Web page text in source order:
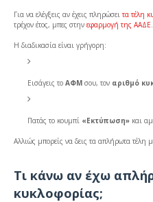
Για να ελέγξεις αν έχεις πληρώσειτα τέλη
τρέχον έτος, μπες στην εφαρμογή της ΑΑΔΕ.
Η διαδικασία είναι γρήγορη:
Εισάγεις το ΑΦΜ σου, τον αριθμό
Πατάς το κουμπί «Εκτύπωση» και
Αλλιώς μπορείς να δεις τα απλήρωτα τέλη
Τι κάνω αν έχω
κυκλοφορίας;